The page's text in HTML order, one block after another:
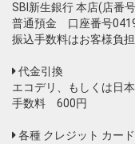
SBI新生銀行 本店(店番
普通預金 口座番号
振込手数料はお客様負担
代金引換
エコデリ、もしくは日
手数料 600円
各種 クレジット カード